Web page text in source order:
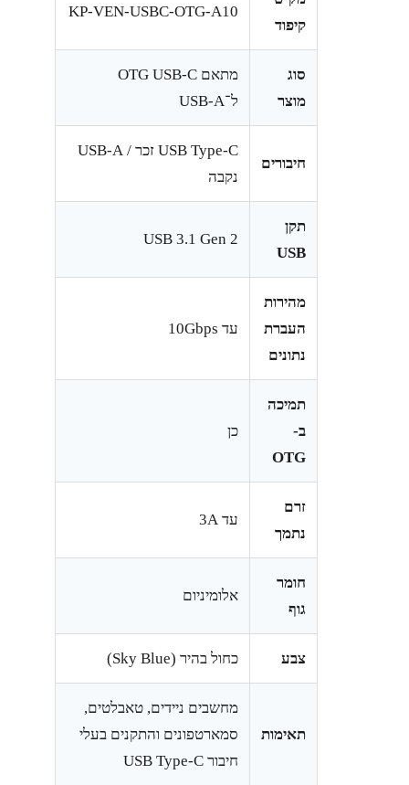
קיפוד
KP-VEN-USBC-OTG-A10
סוג
מוצר
מתאם OTG USB-C
ל־USB-A
חיבורים
USB Type-C זכר / USB-A
נקבה
תקן
USB
USB 3.1 Gen 2
מהירות
העברת
נתונים
עד 10Gbps
תמיכה
ב-
OTG
כן
זרם
נתמך
עד 3A
חומר
גוף
אלומיניום
צבע כחול בהיר (Sky Blue)
תאימות
מחשבים ניידים, טאבלטים,
סמארטפונים והתקנים בעלי
חיבור USB Type-C